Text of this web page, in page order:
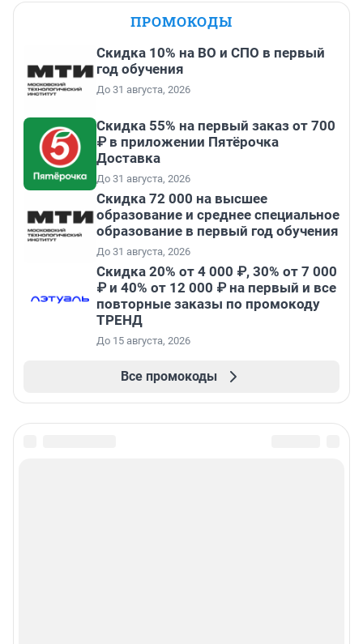
ПРОМОКОДЫ
Скидка 10% на ВО и СПО в первый
год обучения
До 31 августа, 2026
Скидка 55% на первый заказ от 700
₽ в приложении Пятёрочка
Доставка
До 31 августа, 2026
Скидка 72 000 на высшее
образование и среднее специальное
образование в первый год обучения
До 31 августа, 2026
Скидка 20% от 4 000 ₽, 30% от 7 000
₽ и 40% от 12 000 ₽ на первый и все
повторные заказы по промокоду
ТРЕНД
До 15 августа, 2026
Все промокоды